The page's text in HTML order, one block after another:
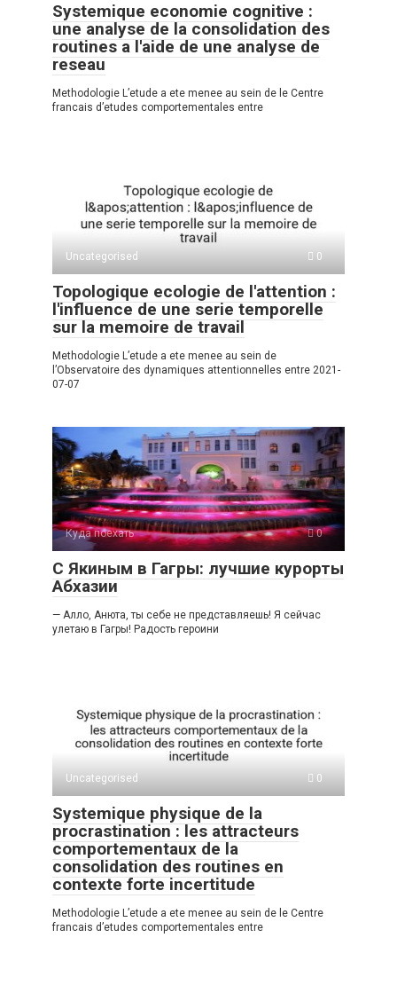
Systemique economie cognitive :
une analyse de la consolidation des
routines a l'aide de une analyse de
reseau
Methodologie L’etude a ete menee au sein de le Centre
francais d’etudes comportementales entre
Uncategorised 0
Topologique ecologie de l'attention :
l'influence de une serie temporelle
sur la memoire de travail
Methodologie L’etude a ete menee au sein de
l’Observatoire des dynamiques attentionnelles entre 2021-
07-07
Куда поехать 0
С Якиным в Гагры: лучшие курорты
Абхазии
— Алло, Анюта, ты себе не представляешь! Я сейчас
улетаю в Гагры! Радость героини
Uncategorised 0
Systemique physique de la
procrastination : les attracteurs
comportementaux de la
consolidation des routines en
contexte forte incertitude
Methodologie L’etude a ete menee au sein de le Centre
francais d’etudes comportementales entre